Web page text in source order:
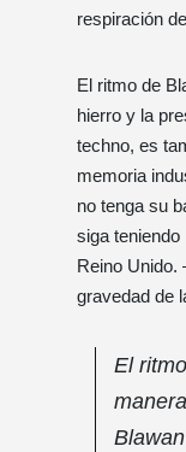
respiración
El ritmo de
hierro y la
techno, es
memoria
no tenga su
siga
Reino Unido.
gravedad de
El